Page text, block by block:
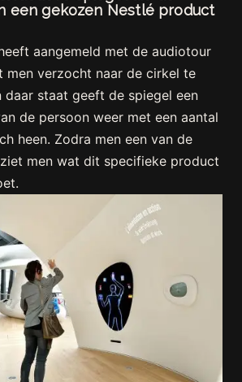
een gekozen Nestlé product
aangemeld met de audiotour
men verzocht naar de cirkel te
daar staat geeft de spiegel een
de persoon weer met een aantal
heen. Zodra men een van de
men wat dit specifieke product